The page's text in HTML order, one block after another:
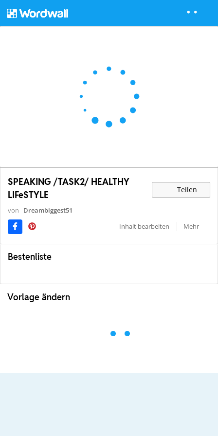
SPEAKING /TASK2/ HEALTHY
LIFeSTYLE
Teilen
von
Dreambiggest51
Inhalt bearbeiten
Mehr
Bestenliste
Vorlage ändern